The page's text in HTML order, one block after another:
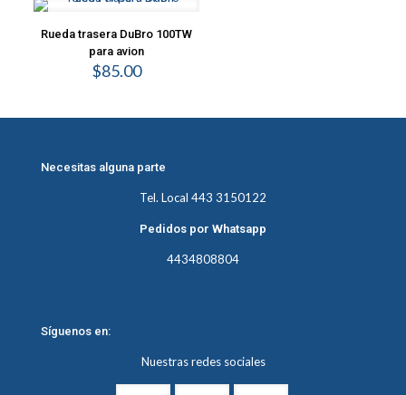
Rueda trasera DuBro 100TW
para avion
$85.00
Necesitas alguna parte
Tel. Local 443 3150122
Pedidos por Whatsapp
4434808804
Síguenos en:
Nuestras redes sociales